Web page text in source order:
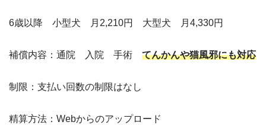
6歳以降 小型犬 月2,210円 大型犬 月4,330円
補償内容：通院 入院 手術 てんかんや猫風邪にも対応
制限：支払い回数の制限はなし
精算方法：Webからのアップロード